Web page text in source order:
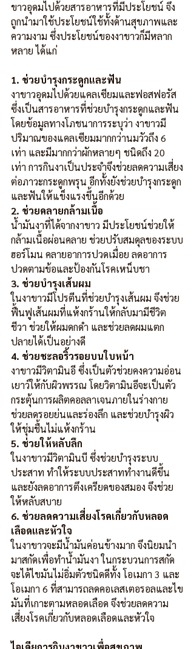
ขาวอุดมไปด้วยสารอาหารที่มีประโยชน์ จึง
ถูกนำมาใช้ประโยชน์ใช้ทั้งด้านสุขภาพและ
ความงาม ซึ่งประโยชน์ของงาขาวก็มีหลาก
หลาย ได้แก่
1. ช่วยบำรุงกระดูกและฟัน
งาขาวอุดมไปด้วยแคลเซียมและฟอสฟอรัส
ซึ่งเป็นสารอาหารที่ช่วยบำรุงกระดูกและฟัน
โดยข้อมูลทางโภชนาการระบุว่า งาขาวมี
ปริมาณของแคลเซียมมากกว่านมวัวถึง 6
เท่า และมีมากกว่าผักหลายๆ ชนิดถึง 20
เท่า การกินงาเป็นประจำจึงช่วยลดความเสี่ยง
ต่อภาวะกระดูกพรุน อีกทั้งยังช่วยบำรุงกระดูก
และฟันให้แข็งแรงขึ้นอีกด้วย
2. ช่วยคลายกล้ามเนื้อ
น้ำมันงาที่ได้จากงาขาว มีประโยชน์ช่วยให้
กล้ามเนื้อผ่อนคลาย ช่วยปรับสมดุลของระบบ
ฮอร์โมน คลายอาการปวดเมื่อย ลดอาการ
ปวดตามข้อและป้องกันโรคเหน็บชา
3. ช่วยบำรุงเส้นผม
ในงาขาวมีโปรตีนที่ช่วยบำรุงเส้นผม จึงช่วย
ฟื้นฟูเส้นผมที่แห้งกร้านให้กลับมามีชีวิต
ชีวา ช่วยให้ผมดกดำ และช่วยลดผมแตก
ปลายได้เป็นอย่างดี
4. ช่วยชะลอริ้วรอยบนใบหน้า
งาขาวมีวิตามินอี ซึ่งเป็นตัวช่วยคงความอ่อน
เยาว์ให้กับผิวพรรณ โดยวิตามินอีจะเป็นตัว
กระตุ้นการผลิตคอลลาเจนภายในร่างกาย
ช่วยลดรอยย่นและร่องลึก และช่วยบำรุงผิว
ให้ชุ่มชื้นไม่แห้งกร้าน
5. ช่วยให้หลับลึก
ในงาขาวมีวิตามินบี ซึ่งช่วยบำรุงระบบ
ประสาท ทำให้ระบบประสาททำงานดีขึ้น
และยังลดอาการตึงเครียดของสมอง จึงช่วย
ให้หลับสบาย
6. ช่วยลดความเสี่ยงโรคเกี่ยวกับหลอด
เลือดและหัวใจ
ในงาขาวจะมีน้ำมันค่อนข้างมาก จึงนิยมนำ
มาสกัดเพื่อทำน้ำมันงา ในกระบวนการสกัด
จะได้ไขมันไม่อิ่มตัวชนิดดีทั้ง โอเมกา 3 และ
โอเมกา 6 ที่สามารถลดคอเลสเตอรอลและไข
มันที่เกาะตามหลอดเลือด จึงช่วยลดความ
เสี่ยงโรคเกี่ยวกับหลอดเลือดและหัวใจ